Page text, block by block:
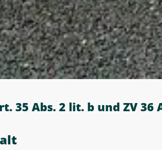
35 Abs. 2 lit. b und ZV 36